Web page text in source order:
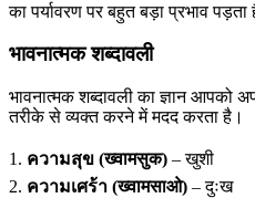
का पर्यावरण पर बहुत बड़ा प्रभाव पड़ता
भावनात्मक शब्दावली
भावनात्मक शब्दावली का ज्ञान आपको
तरीके से व्यक्त करने में मदद करता है।
1. ความสุข (ख्वामसुक) – खुशी
2. ความเศร้า (ख्वामसाओ) – दुःख